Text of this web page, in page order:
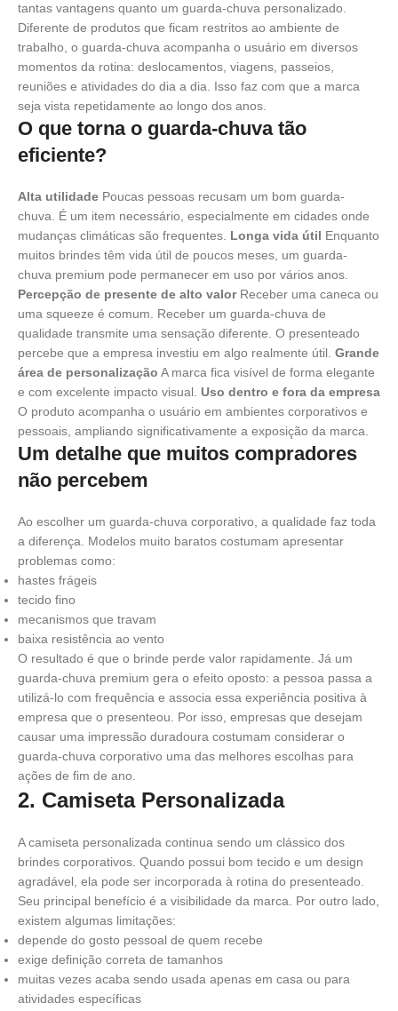
tantas vantagens quanto um guarda-chuva personalizado.
Diferente de produtos que ficam restritos ao ambiente de
trabalho, o guarda-chuva acompanha o usuário em diversos
momentos da rotina: deslocamentos, viagens, passeios,
reuniões e atividades do dia a dia. Isso faz com que a marca
seja vista repetidamente ao longo dos anos.
O que torna o guarda-chuva tão
eficiente?
Alta utilidade Poucas pessoas recusam um bom guarda-
chuva. É um item necessário, especialmente em cidades onde
mudanças climáticas são frequentes. Longa vida útil Enquanto
muitos brindes têm vida útil de poucos meses, um guarda-
chuva premium pode permanecer em uso por vários anos.
Percepção de presente de alto valorReceber uma caneca ou
uma squeeze é comum. Receber um guarda-chuva de
qualidade transmite uma sensação diferente. O presenteado
percebe que a empresa investiu em algo realmente útil. Grande
área de personalização A marca fica visível de forma elegante
e com excelente impacto visual. Uso dentro e fora da empresa
O produto acompanha o usuário em ambientes corporativos e
pessoais, ampliando significativamente a exposição da marca.
Um detalhe que muitos compradores
não percebem
Ao escolher um guarda-chuva corporativo, a qualidade faz toda
a diferença. Modelos muito baratos costumam apresentar
problemas como:
hastes frágeis
tecido fino
mecanismos que travam
baixa resistência ao vento
O resultado é que o brinde perde valor rapidamente. Já um
guarda-chuva premium gera o efeito oposto: a pessoa passa a
utilizá-lo com frequência e associa essa experiência positiva à
empresa que o presenteou. Por isso, empresas que desejam
causar uma impressão duradoura costumam considerar o
guarda-chuva corporativo uma das melhores escolhas para
ações de fim de ano.
2. Camiseta Personalizada
A camiseta personalizada continua sendo um clássico dos
brindes corporativos. Quando possui bom tecido e um design
agradável, ela pode ser incorporada à rotina do presenteado.
Seu principal benefício é a visibilidade da marca. Por outro lado,
existem algumas limitações:
depende do gosto pessoal de quem recebe
exige definição correta de tamanhos
muitas vezes acaba sendo usada apenas em casa ou para
atividades específicas